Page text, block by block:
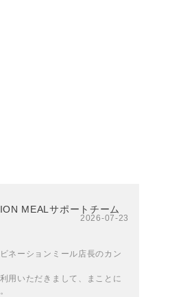
MEALサポートチーム
2026-07-23
ネーションミール店長のカン
用いただきまして、まことに